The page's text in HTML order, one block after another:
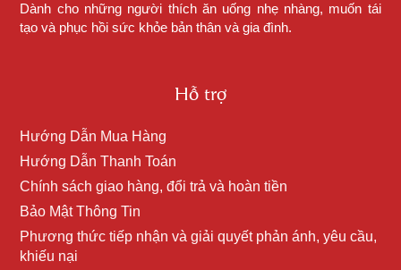
Dành cho những người thích ăn uống nhẹ nhàng, muốn tái
tạo và phục hồi sức khỏe bản thân và gia đình.
Hỗ trợ
Hướng Dẫn Mua Hàng
Hướng Dẫn Thanh Toán
Chính sách giao hàng, đổi trả và hoàn tiền
Bảo Mật Thông Tin
Phương thức tiếp nhận và giải quyết phản ánh, yêu cầu,
khiếu nại